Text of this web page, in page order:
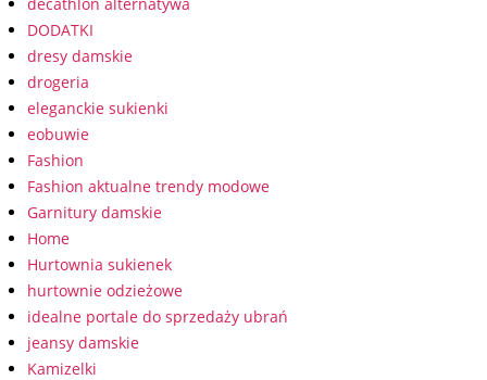
DODATKI
dresy damskie
drogeria
eleganckie sukienki
eobuwie
Fashion
Fashion aktualne trendy modowe
Garnitury damskie
Home
Hurtownia sukienek
hurtownie odzieżowe
idealne portale do sprzedaży ubrań
jeansy damskie
Kamizelki